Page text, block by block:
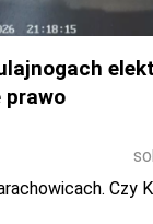
prawo
Czy